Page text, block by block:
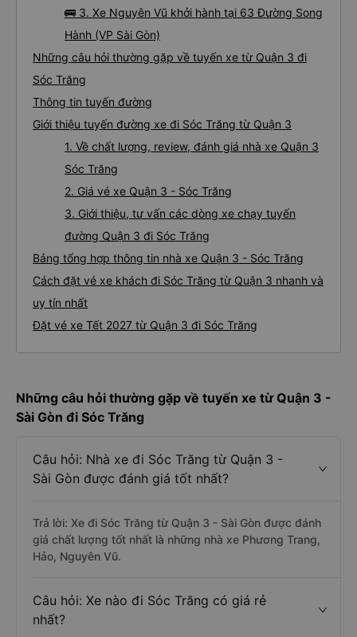
🚌 3. Xe Nguyên Vũ khởi hành tại 63 Đường Song
Hành (VP Sài Gòn)
Những câu hỏi thường gặp về tuyến xe từ Quận 3 đi
Sóc Trăng
Thông tin tuyến đường
Giới thiệu tuyến đường xe đi Sóc Trăng từ Quận 3
1. Về chất lượng, review, đánh giá nhà xe Quận 3
Sóc Trăng
2. Giá vé xe Quận 3 - Sóc Trăng
3. Giới thiệu, tư vấn các dòng xe chạy tuyến
đường Quận 3 đi Sóc Trăng
Bảng tổng hợp thông tin nhà xe Quận 3 - Sóc Trăng
Cách đặt vé xe khách đi Sóc Trăng từ Quận 3 nhanh và
uy tín nhất
Đặt vé xe Tết 2027 từ Quận 3 đi Sóc Trăng
Những câu hỏi thường gặp về tuyến xe từ Quận 3 -
Sài Gòn đi Sóc Trăng
Câu hỏi: Nhà xe đi Sóc Trăng từ Quận 3 -
Sài Gòn được đánh giá tốt nhất?
Trả lời: Xe đi Sóc Trăng từ Quận 3 - Sài Gòn được đánh
giá chất lượng tốt nhất là những nhà xe Phương Trang,
Hảo, Nguyên Vũ.
Câu hỏi: Xe nào đi Sóc Trăng có giá rẻ
nhất?